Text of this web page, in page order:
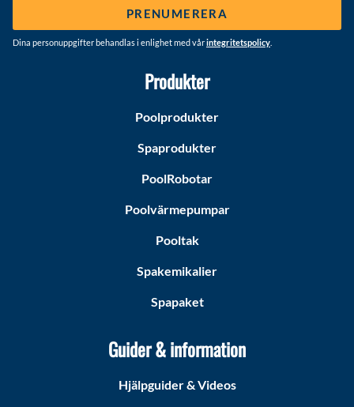
PRENUMERERA
Dina personuppgifter behandlas i enlighet med vårintegritetspolicy
Produkter
Poolprodukter
Spaprodukter
PoolRobotar
Poolvärmepumpar
Pooltak
Spakemikalier
Spapaket
Guider & information
Hjälpguider & Videos